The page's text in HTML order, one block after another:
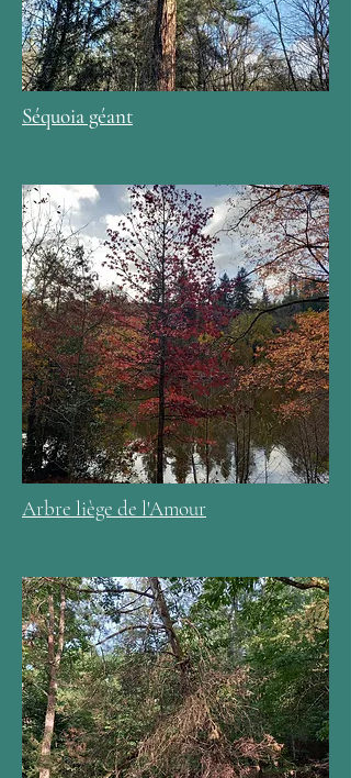
Séquoia géant
Arbre liège de l'Amour